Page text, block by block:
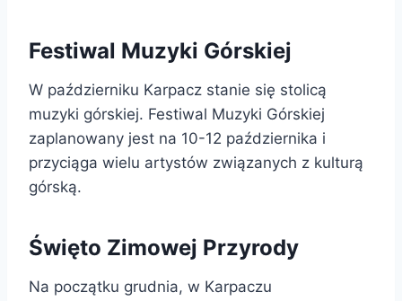
Festiwal Muzyki Górskiej
W październiku Karpacz stanie się stolicą
muzyki górskiej. Festiwal Muzyki Górskiej
zaplanowany jest na 10-12 października i
przyciąga wielu artystów związanych z kulturą
górską.
Święto Zimowej Przyrody
Na początku grudnia, w Karpaczu